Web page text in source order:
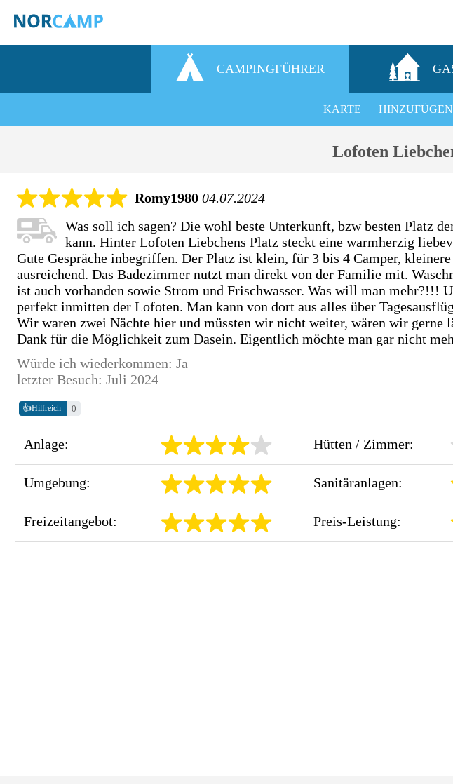
CAMPINGFÜHRER
HINZUFÜGEN
KARTE
Lofoten
Romy1980 04.07.2024
Was soll ich sagen? Die wohl beste Unterkunft, bzw besten Platz
kann. Hinter Lofoten Liebchens Platz steckt eine warmherzig
Gute Gespräche inbegriffen. Der Platz ist klein, für 3 bis 4 Camper,
ausreichend. Das Badezimmer nutzt man direkt von der Familie mit.
ist auch vorhanden sowie Strom und Frischwasser. Was will man mehr?!!!
perfekt inmitten der Lofoten. Man kann von dort aus alles über
Wir waren zwei Nächte hier und müssten wir nicht weiter, wären wir gerne
Dank für die Möglichkeit zum Dasein. Eigentlich möchte man gar nicht
Würde ich wiederkommen: Ja
letzter Besuch: Juli 2024
👍Hilfreich 0
Anlage:
Umgebung:
Freizeitangebot:
Hütten / Zimmer:
Sanitäranlagen:
Preis-Leistung: